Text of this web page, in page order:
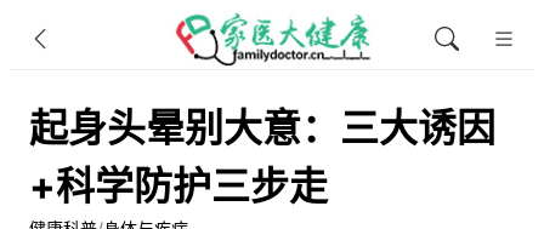
起身头晕别大意：三大诱因
+科学防护三步走